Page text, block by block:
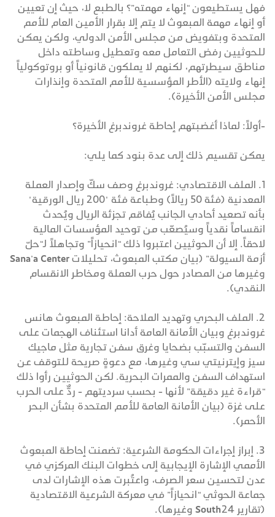
فهل يستطيعون “إنهاء مهمته”؟ بالطبع لا، حيث إن تعيين
أو إنهاء مهمة المبعوث لا يتم إلا بقرار الأمين العام للأمم
المتحدة وبتفويض من مجلس الأمن الدولي، ولكن يمكن
للحوثيين رفض التعامل معه وتعطيل وساطته داخل
مناطق سيطرتهم، لكنهم لا يملكون قانونياً أو بروتوكولياً
إنهاء ولايته (الأطر المؤسسية للأمم المتحدة وإنذارات
مجلس الأمن الأخيرة).
-أولاً: لماذا أغضبتهم إحاطة غروندبرغ الأخيرة؟
يمكن تقسيم ذلك إلى عدة بنود كما يلي:
1. الملف الاقتصادي: غروندبرغ وصف سكّ وإصدار العملة
المعدنية (فئة 50 ريالاً) وطباعة فئة "200 ريال الورقية"
بأنه تصعيد أحادي الجانب يُفاقم تجزئة الريال ويُحدث
انقساماً نقدياً وسيُصعّب من توحيد المؤسسات المالية
لاحقاً. إلا أن الحوثيين اعتبروا ذلك “انحيازاً” وتجاهلاً لـ“حلّ
أزمة السيولة” (بيان مكتب المبعوث، تحليلات Sana’a Center
وغيرها من المصادر حول حرب العملة ومخاطر الانقسام
النقدي).
2. الملف البحري وتهديد الملاحة: إحاطة المبعوث هانس
غروندبرغ وبيان الأمانة العامة أدانا استئناف الهجمات على
السفن والتسبّب بضحايا وغرق سفن تجارية مثل ماجيك
سيز وإيترنيتي سي وغيرها، مع دعوةٍ صريحة للتوقف عن
استهداف السفن والممرات البحرية. لكن الحوثيين رأوا ذلك
“قراءة غير دقيقة” لأنها - بحسب سرديتهم - ردٌّ على الحرب
على غزة (بيان الأمانة العامة للأمم المتحدة بشأن البحر
الأحمر).
3. إبراز إجراءات الحكومة الشرعية: تضمنت إحاطة المبعوث
الأممي الإشارة الإيجابية إلى خطوات البنك المركزي في
عدن لتحسين سعر الصرف، واعتُبرت هذه الإشارات لدى
جماعة الحوثي “انحيازاً” في معركة الشرعية الاقتصادية
(تقارير South24 وغيرها).